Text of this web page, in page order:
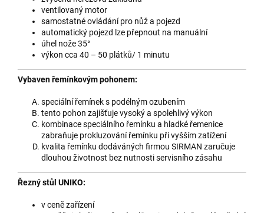
ventilovaný motor
samostatné ovládání pro nůž a pojezd
automatický pojezd lze přepnout na manuální
úhel nože 35°
výkon cca 40 – 50 plátků/ 1 minutu
Vybaven řemínkovým pohonem:
speciální řemínek s podélným ozubením
tento pohon zajišťuje vysoký a spolehlivý výkon
kombinace speciálního řemínku a hladké řemenice
zabraňuje prokluzování řemínku při vyšším zatížení
kvalita řemínku dodáváných firmou SIRMAN zaručuje
dlouhou životnost bez nutnosti servisního zásahu
Řezný stůl UNIKO:
v ceně zařízení